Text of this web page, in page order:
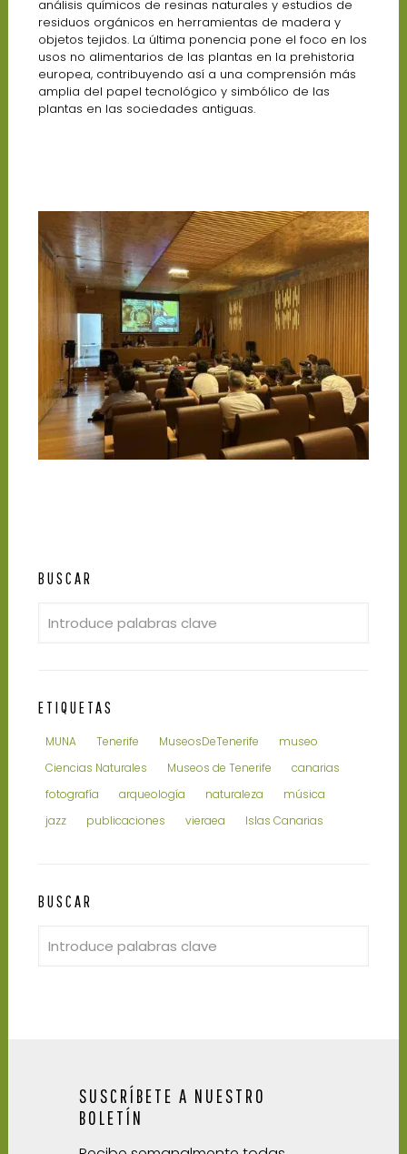
análisis químicos de resinas naturales y estudios de
residuos orgánicos en herramientas de madera y
objetos tejidos. La última ponencia pone el foco en los
usos no alimentarios de las plantas en la prehistoria
europea, contribuyendo así a una comprensión más
amplia del papel tecnológico y simbólico de las
plantas en las sociedades antiguas.
BUSCAR
ETIQUETAS
MUNA Tenerife MuseosDeTenerife
museo
Ciencias Naturales
Museos de Tenerife
canarias
fotografía
arqueología naturaleza
música
jazz
publicaciones vieraea Islas Canarias
BUSCAR
SUSCRÍBETE A NUESTRO
BOLETÍN